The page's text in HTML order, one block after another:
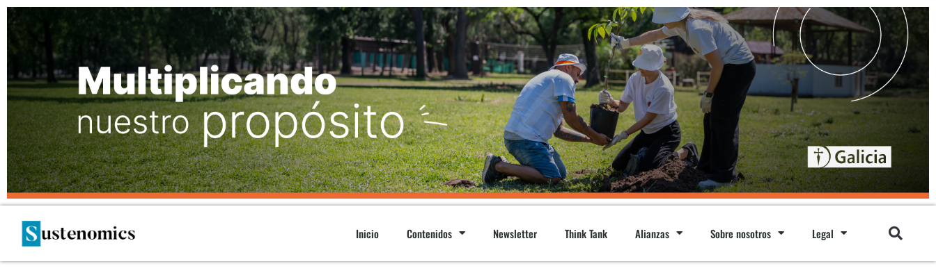
Inicio Contenidos Newsletter Think Tank Alianzas Sobre nosotros Legal